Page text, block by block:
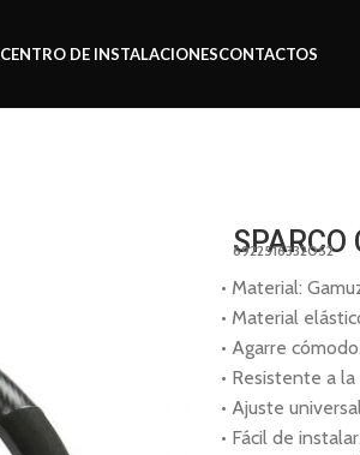
CENTRO DE INSTALACIONESCONTACTOS
SPARCO
6922516332052
• Material:
• Material
• Agarre cómodo.
• Resistente a
• Ajuste
• Fácil de instalar.